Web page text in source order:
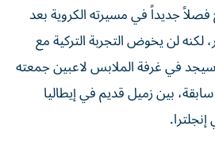
جديداً في مسيرته الكروية بعد
لكنه لن يخوض التجربة التركية مع
في غرفة الملابس لاعبين جمعته
بين زميل قديم في إيطاليا